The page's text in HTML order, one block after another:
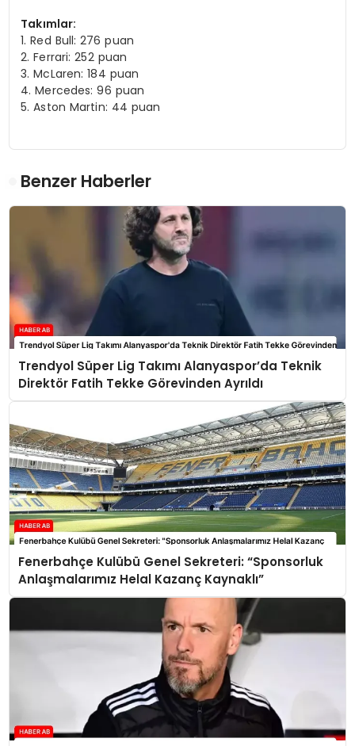
Takımlar:
1. Red Bull: 276 puan
2. Ferrari: 252 puan
3. McLaren: 184 puan
4. Mercedes: 96 puan
5. Aston Martin: 44 puan
Benzer Haberler
Trendyol Süper Lig Takımı Alanyaspor’da Teknik
Direktör Fatih Tekke Görevinden Ayrıldı
Fenerbahçe Kulübü Genel Sekreteri: “Sponsorluk
Anlaşmalarımız Helal Kazanç Kaynaklı”